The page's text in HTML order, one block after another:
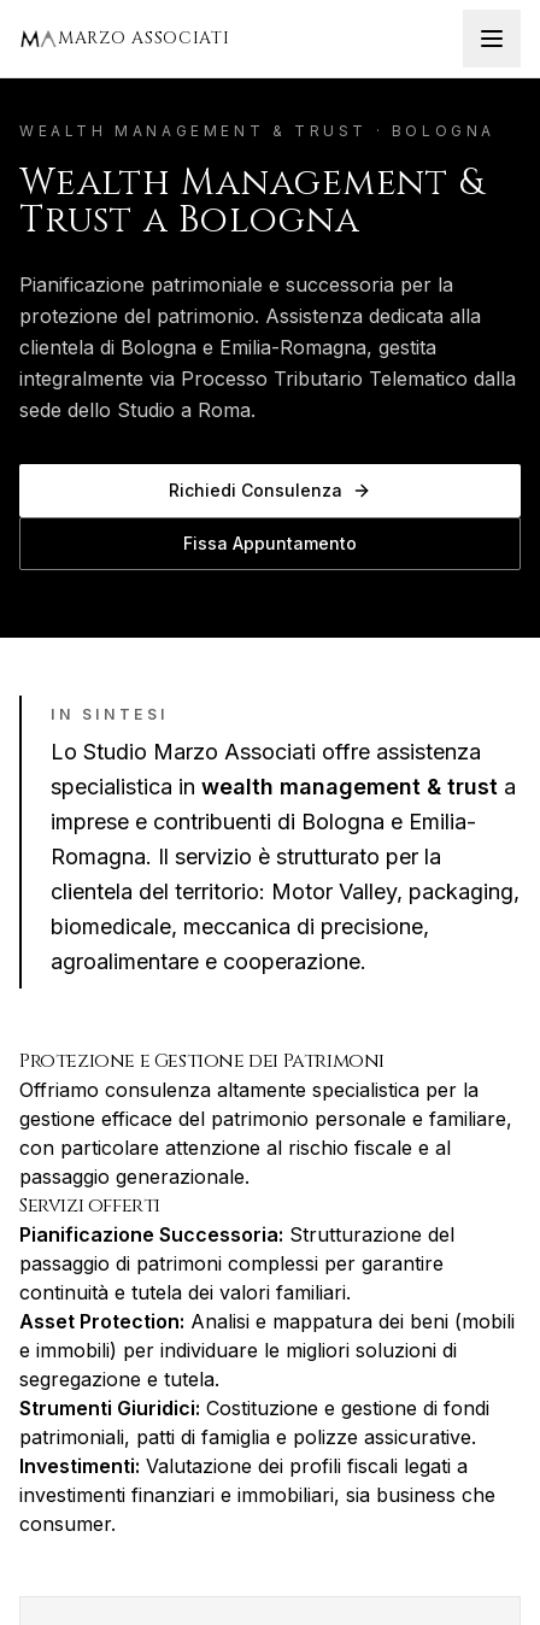
MARZO ASSOCIATI
Home Bologna Wealth Management & Trust
WEALTH MANAGEMENT & TRUST · BOLOGNA
Wealth Management &
Trust a Bologna
Pianificazione patrimoniale e successoria per la
protezione del patrimonio. Assistenza dedicata alla
clientela di Bologna e Emilia-Romagna, gestita
integralmente via Processo Tributario Telematico dalla
sede dello Studio a Roma.
Richiedi Consulenza
Fissa Appuntamento
IN SINTESI
Lo Studio Marzo Associati offre assistenza
specialistica in wealth management & trust a
imprese e contribuenti di Bologna e Emilia-
Romagna. Il servizio è strutturato per la
clientela del territorio: Motor Valley, packaging,
biomedicale, meccanica di precisione,
agroalimentare e cooperazione.
Protezione e Gestione dei Patrimoni
Offriamo consulenza altamente specialistica per la
gestione efficace del patrimonio personale e familiare,
con particolare attenzione al rischio fiscale e al
passaggio generazionale.
Servizi offerti
Pianificazione Successoria: Strutturazione del
passaggio di patrimoni complessi per garantire
continuità e tutela dei valori familiari.
Asset Protection: Analisi e mappatura dei beni (mobili
e immobili) per individuare le migliori soluzioni di
segregazione e tutela.
Strumenti Giuridici: Costituzione e gestione di fondi
patrimoniali, patti di famiglia e polizze assicurative.
Investimenti: Valutazione dei profili fiscali legati a
investimenti finanziari e immobiliari, sia business che
consumer.